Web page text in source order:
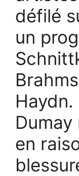
défilé
un
Dumay
en